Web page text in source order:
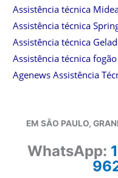
Assistência técnica
Assistência técnica
Assistência técnica
Assistência técnica
Agenews Assistência
EM SÃO PAULO,
WhatsApp: